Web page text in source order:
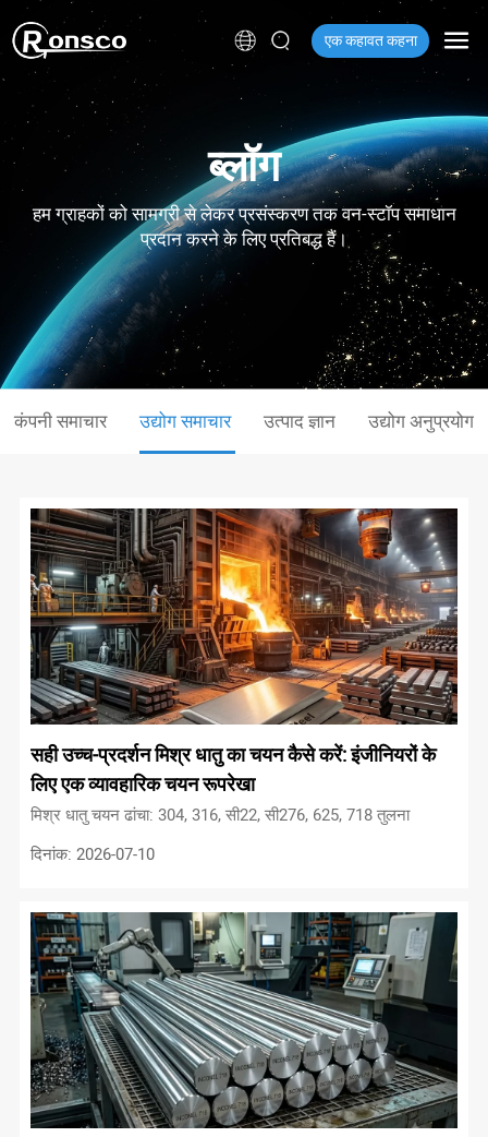
एक कहावत कहना
ब्लॉग
हम ग्राहकों को सामग्री से लेकर प्रसंस्करण तक वन-स्टॉप समाधान
प्रदान करने के लिए प्रतिबद्ध हैं।
कंपनी समाचार उद्योग समाचार उत्पाद ज्ञान उद्योग अनुप्रयोग
सही उच्च-प्रदर्शन मिश्र धातु का चयन कैसे करें: इंजीनियरों के
लिए एक व्यावहारिक चयन रूपरेखा
मिश्र धातु चयन ढांचा: 304, 316, सी22, सी276, 625, 718 तुलना
दिनांक: 2026-07-10